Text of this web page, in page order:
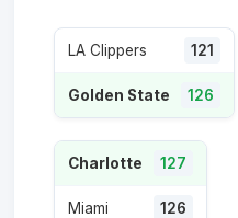
LA Clippers 121
Golden State 126
Charlotte 127
Miami 126